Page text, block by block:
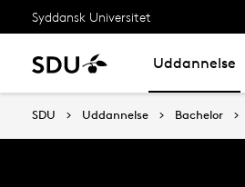
Syddansk Universitet
Uddannelse
SDU Uddannelse Bachelor